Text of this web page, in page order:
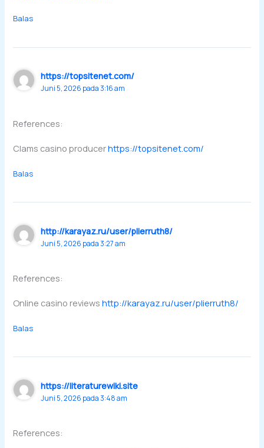
Balas
https://topsitenet.com/
Juni 5, 2026 pada 3:16 am
References:
Clams casino producerhttps://topsitenet.com/
Balas
http://karayaz.ru/user/plierruth8/
Juni 5, 2026 pada 3:27 am
References:
Online casino reviewshttp://karayaz.ru/user/plierruth8/
Balas
https://literaturewiki.site
Juni 5, 2026 pada 3:48 am
References: